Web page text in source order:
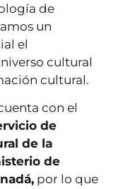
de
un
el
cultural
cultural.
con el
de
de la
de
por lo que